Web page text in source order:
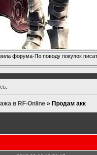
форума-По поводу покупок
.
в RF-Online » Продам акк